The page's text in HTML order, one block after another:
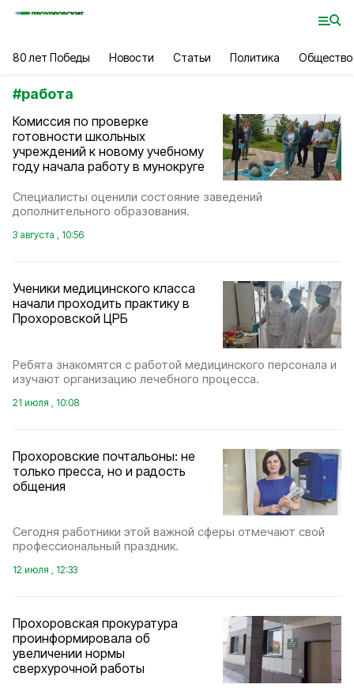
80 лет Победы Новости Статьи Политика Общество
#работа
Комиссия по проверке
готовности школьных
учреждений к новому учебному
году начала работу в мунокруге
Специалисты оценили состояние заведений
дополнительного образования.
3 августа , 10:56
Ученики медицинского класса
начали проходить практику в
Прохоровской ЦРБ
Ребята знакомятся с работой медицинского персонала и
изучают организацию лечебного процесса.
21 июля , 10:08
Прохоровские почтальоны: не
только пресса, но и радость
общения
Сегодня работники этой важной сферы отмечают свой
профессиональный праздник.
12 июля , 12:33
Прохоровская прокуратура
проинформировала об
увеличении нормы
сверхурочной работы